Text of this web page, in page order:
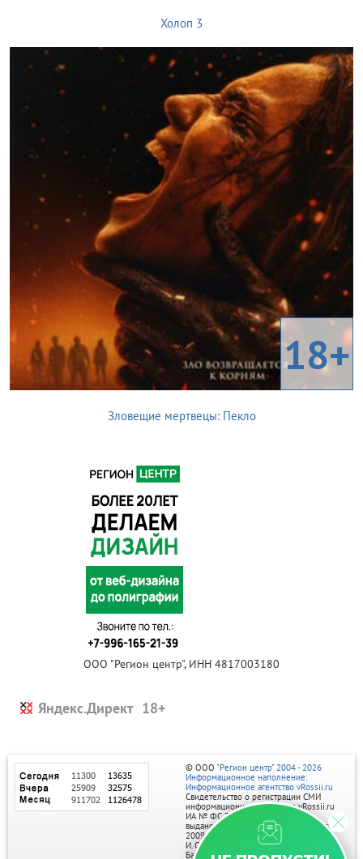
Холоп 3
18+
Зловещие мертвецы: Пекло
ООО "Регион центр", ИНН 4817003180
Яндекс.Директ
© ООО "Регион центр" 2004 - 2026
Информационное наполнение:
Информационное агентство vRossii.ru
Свидетельство о регистрации СМИ
информационного агентства vRossii.ru
ИА № ФС 77‑35502
выдано РОСКОМНАДЗОРом 04 марта
2009г.
И. О. Главного редактора Нарыков А. Н.
Баннеры на портале размещаются на